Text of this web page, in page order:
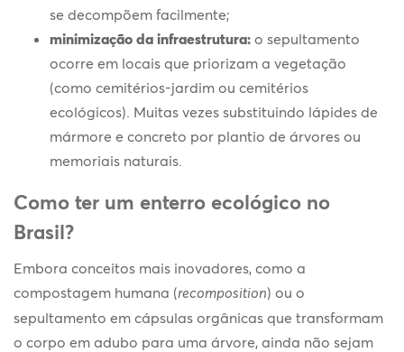
se decompõem facilmente;
minimização da infraestrutura: o sepultamento
ocorre em locais que priorizam a vegetação
(como cemitérios-jardim ou cemitérios
ecológicos). Muitas vezes substituindo lápides de
mármore e concreto por plantio de árvores ou
memoriais naturais.
Como ter um enterro ecológico no
Brasil?
Embora conceitos mais inovadores, como a
compostagem humana (recomposition) ou o
sepultamento em cápsulas orgânicas que transformam
o corpo em adubo para uma árvore, ainda não sejam